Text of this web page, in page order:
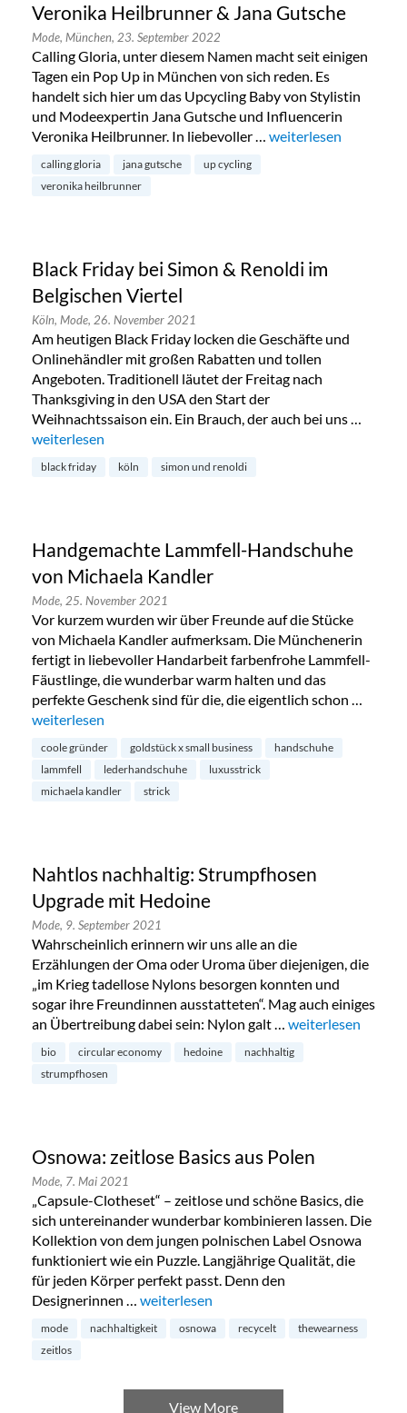
Veronika Heilbrunner & Jana Gutsche
Mode, München, 23. September 2022
Calling Gloria, unter diesem Namen macht seit einigen
Tagen ein Pop Up in München von sich reden. Es
handelt sich hier um das Upcycling Baby von Stylistin
und Modeexpertin Jana Gutsche und Influencerin
Veronika Heilbrunner. In liebevoller … „Calling Gloria –
weiterlesen
calling gloria jana gutsche
up cycling
veronika heilbrunner
Black Friday bei Simon & Renoldi im
Belgischen Viertel
Köln, Mode, 26. November 2021
Am heutigen Black Friday locken die Geschäfte und
Onlinehändler mit großen Rabatten und tollen
Angeboten. Traditionell läutet der Freitag nach
Thanksgiving in den USA den Start der
Weihnachtssaison ein. Ein Brauch, der auch bei uns …
„Black Friday bei Simon & Renoldi im Belgischen Viertel“
weiterlesen
black friday köln simon und renoldi
Handgemachte Lammfell-Handschuhe
von Michaela Kandler
Mode, 25. November 2021
Vor kurzem wurden wir über Freunde auf die Stücke
von Michaela Kandler aufmerksam. Die Münchenerin
fertigt in liebevoller Handarbeit farbenfrohe Lammfell-
Fäustlinge, die wunderbar warm halten und das
perfekte Geschenk sind für die, die eigentlich schon …
„Handgemachte Lammfell-Handschuhe von Michaela
weiterlesen
coole gründer goldstück x small business
handschuhe
lammfell
lederhandschuhe
luxusstrick
michaela kandler
strick
Nahtlos nachhaltig: Strumpfhosen
Upgrade mit Hedoine
Mode, 9. September 2021
Wahrscheinlich erinnern wir uns alle an die
Erzählungen der Oma oder Uroma über diejenigen, die
„im Krieg tadellose Nylons besorgen konnten und
sogar ihre Freundinnen ausstatteten“. Mag auch einiges
an Übertreibung dabei sein: Nylon galt … „Nahtlos
weiterlesen
bio circular economy hedoine
nachhaltig
strumpfhosen
Osnowa: zeitlose Basics aus Polen
Mode, 7. Mai 2021
„Capsule-Clotheset“ – zeitlose und schöne Basics, die
sich untereinander wunderbar kombinieren lassen. Die
Kollektion von dem jungen polnischen Label Osnowa
funktioniert wie ein Puzzle. Langjährige Qualität, die
für jeden Körper perfekt passt. Denn den
Designerinnen … „Osnowa: zeitlose Basics aus Polen“
weiterlesen
mode nachhaltigkeit osnowa recycelt
thewearness
zeitlos
View More